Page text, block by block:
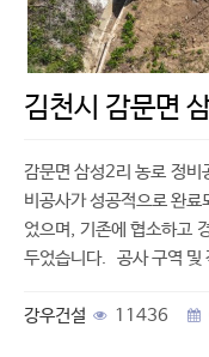
김천시 감문면
감문면 삼성2리 농로 정비
비공사가 성공적으로 완
었으며, 기존에 협소하고
두었습니다. 공사 구역 및
강우건설 11436